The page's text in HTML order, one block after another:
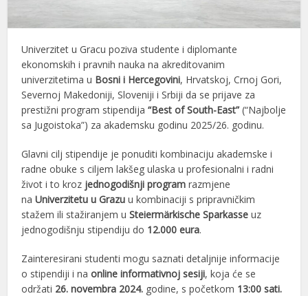
Univerzitet u Gracu poziva studente i diplomante
ekonomskih i pravnih nauka na akreditovanim
univerzitetima u Bosni i Hercegovini, Hrvatskoj, Crnoj Gori,
Severnoj Makedoniji, Sloveniji i Srbiji da se prijave za
prestižni program stipendija“Best of South-East” (“Najbolje
sa Jugoistoka”) za akademsku godinu 2025/26. godinu.
Glavni cilj stipendije je ponuditi kombinaciju akademske i
radne obuke s ciljem lakšeg ulaska u profesionalni i radni
život i to kroz jednogodišnji program razmjene
naUniverzitetu u Grazu u kombinaciji s pripravničkim
stažem ili stažiranjem uSteiermärkische Sparkasse uz
jednogodišnju stipendiju do 12.000 eura.
Zainteresirani studenti mogu saznati detaljnije informacije
o stipendiji i naonline informativnoj sesiji, koja će se
održati 26. novembra 2024. godine, s početkom 13:00 sati.